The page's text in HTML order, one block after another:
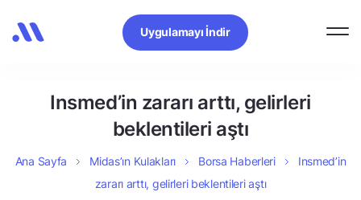
Uygulamayı İndir
Insmed’in zararı arttı, gelirleri
beklentileri aştı
Ana Sayfa Midas’ın Kulakları Borsa Haberleri
Insmed’in
zararı arttı, gelirleri beklentileri aştı